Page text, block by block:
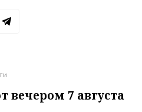
вечером 7 августа